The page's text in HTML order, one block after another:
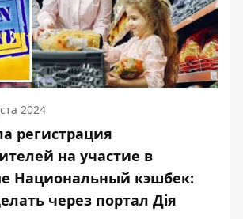
2024
регистрация
на участие в
Национальный кэшбек:
через портал Дія